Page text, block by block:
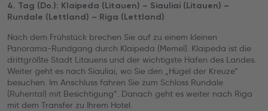
4. Tag (Do.): Klaipeda (Litauen) – Siauliai (Litauen) –
Rundale (Lettland) – Riga (Lettland)
Nach dem Frühstück brechen Sie auf zu einem kleinen
Panorama-Rundgang durch Klaipeda (Memel). Klaipeda ist die
drittgrößte Stadt Litauens und der wichtigste Hafen des Landes.
Weiter geht es nach Siauliai, wo Sie den „Hügel der Kreuze“
besuchen. Im Anschluss fahren Sie zum Schloss Rundale
(Ruhental) mit Besichtigung*. Danach geht es weiter nach Riga
mit dem Transfer zu Ihrem Hotel.